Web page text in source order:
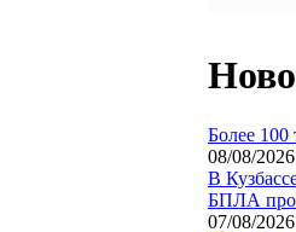
Более 100
08/08/
В
БПЛА
07/08/